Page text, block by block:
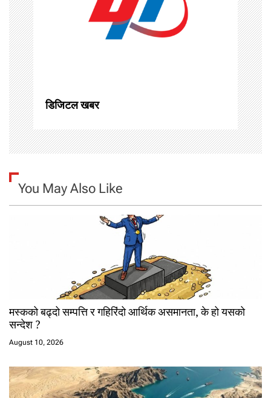
a
t
i
o
n
डिजिटल खबर
You May Also Like
मस्कको बढ्दो सम्पत्ति र गहिरिंदो आर्थिक असमानता, के हो यसको
सन्देश ?
August 10, 2026